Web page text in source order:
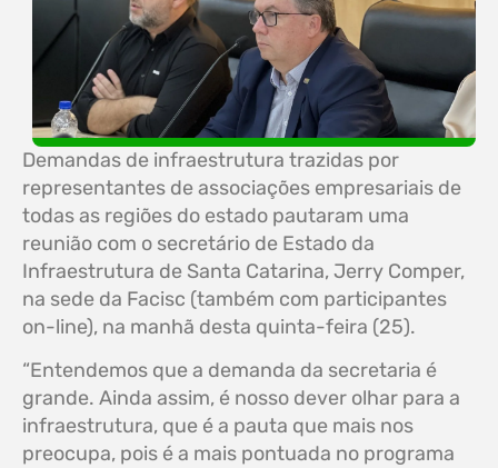
Demandas de infraestrutura trazidas por
representantes de associações empresariais de
todas as regiões do estado pautaram uma
reunião com o secretário de Estado da
Infraestrutura de Santa Catarina, Jerry Comper,
na sede da Facisc (também com participantes
on-line), na manhã desta quinta-feira (25).
“Entendemos que a demanda da secretaria é
grande. Ainda assim, é nosso dever olhar para a
infraestrutura, que é a pauta que mais nos
preocupa, pois é a mais pontuada no programa